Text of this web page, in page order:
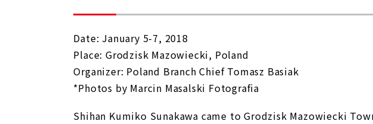
Date: January 5-7, 2018
Place: Grodzisk Mazowiecki, Poland
Organizer: Poland Branch Chief Tomasz Basiak
*Photos by Marcin Masalski Fotografia
Shihan Kumiko Sunakawa came to Grodzisk Mazowiecki